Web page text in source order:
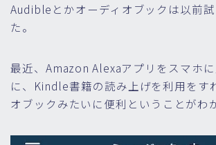
Audibleとかオーディオブックは以前
た。
最近、Amazon Alexaアプリをスマホ
に、Kindle書籍の読み上げを利用をす
オブックみたいに便利ということがわ